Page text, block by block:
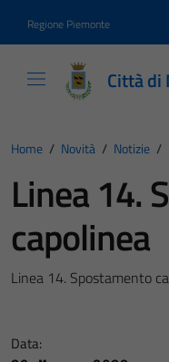
Regione Piemonte
Città di
Home / Novità / Notizie /
Linea 14.
capolinea
Linea 14. Spostamento
Data: